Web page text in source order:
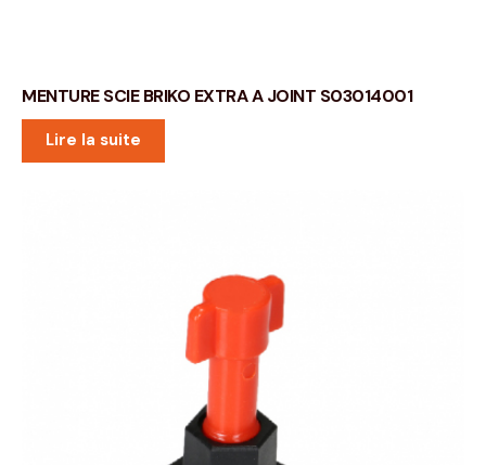
MENTURE SCIE BRIKO EXTRA A JOINT S03014001
Lire la suite